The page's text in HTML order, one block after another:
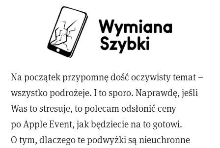
Na początek przypomnę dość oczywisty temat –
wszystko podrożeje. I to sporo. Naprawdę, jeśli
Was to stresuje, to polecam odsłonić ceny
po Apple Event, jak będziecie na to gotowi.
O tym, dlaczego te podwyżki są nieuchronne